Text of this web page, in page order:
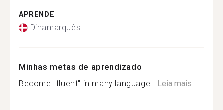
APRENDE
Dinamarquês
Minhas metas de aprendizado
Become "fluent" in many language...Leia mais